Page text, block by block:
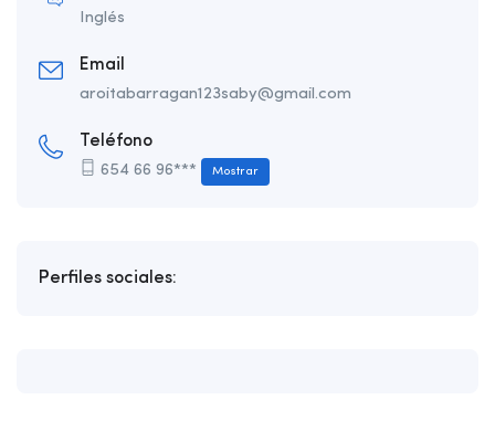
Inglés
Email
aroitabarragan123saby@gmail.com
Teléfono
654 66 96*** Mostrar
Perfiles sociales: